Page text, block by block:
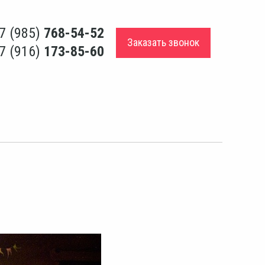
(985) 768-54-52
(916) 173-85-60
Заказать звонок